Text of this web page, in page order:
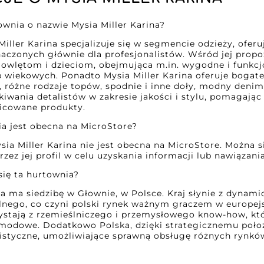
o nazwie Mysia Miller Karina?
Karina specjalizuje się w segmencie odzieży,
głównie dla profesjonalistów. Wśród jej
i dzieciom, obejmująca m.in. wygodne i
Ponadto Mysia Miller Karina oferuje
różne rodzaje topów, spodnie i inne doły, modny
detalistów w zakresie jakości i stylu,
produkty.
jest obecna na MicroStore?
Miller Karina nie jest obecna na MicroStore. Można
jej profil w celu uzyskania informacji lub
ta hurtownia?
ma siedzibę w Głownie, w Polsce. Kraj słynie z
co czyni polski rynek ważnym graczem w
z rzemieślniczego i przemysłowego know-how,
Dodatkowo Polska, dzięki strategicznemu
umożliwiające sprawną obsługę różnych